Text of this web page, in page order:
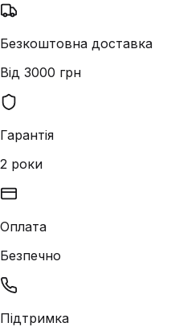
Безкоштовна доставка
Від 3000 грн
Гарантія
2 роки
Оплата
Безпечно
Підтримка